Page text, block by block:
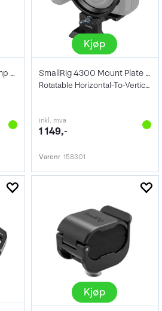
SmallRig 4147 Cable Clamp X-T5 HDMI/USB
Kjøp
SmallRig 4300 Mount Plate Kit
Rotatable Horizontal-To-Vertical for R
inkl. mva
1 149,-
Varenr 158301
Kjøp